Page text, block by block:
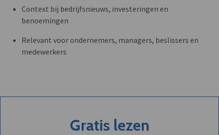
Context bij bedrijfsnieuws, investeringen en
benoemingen
Relevant voor ondernemers, managers, beslissers en
medewerkers
Gratis lezen